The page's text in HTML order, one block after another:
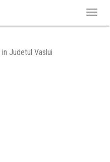
Judetul Vaslui